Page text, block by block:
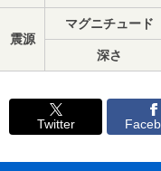
震源
マグニチュード
深さ
Twitter